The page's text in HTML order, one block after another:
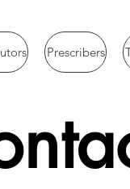
Prescribers